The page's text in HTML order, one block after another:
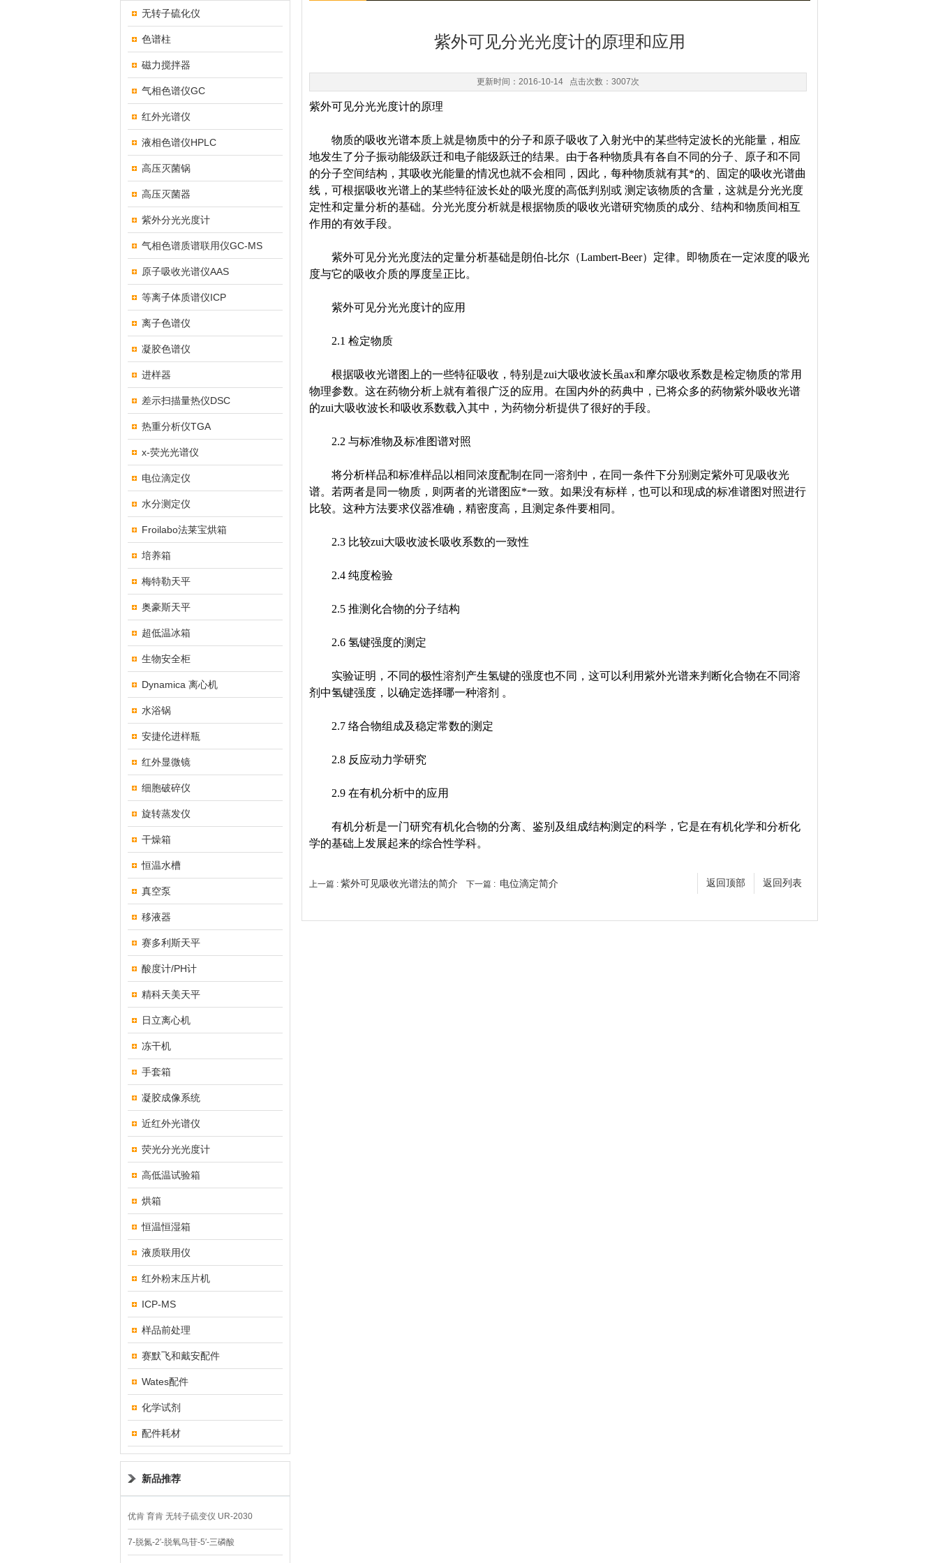
无转子硫化仪
色谱柱
磁力搅拌器
气相色谱仪GC
红外光谱仪
液相色谱仪HPLC
高压灭菌锅
高压灭菌器
紫外分光光度计
气相色谱质谱联用仪GC-MS
原子吸收光谱仪AAS
等离子体质谱仪ICP
离子色谱仪
凝胶色谱仪
进样器
差示扫描量热仪DSC
热重分析仪TGA
x-荧光光谱仪
电位滴定仪
水分测定仪
Froilabo法莱宝烘箱
培养箱
梅特勒天平
奥豪斯天平
超低温冰箱
生物安全柜
Dynamica 离心机
水浴锅
安捷伦进样瓶
红外显微镜
细胞破碎仪
旋转蒸发仪
干燥箱
恒温水槽
真空泵
移液器
赛多利斯天平
酸度计/PH计
精科天美天平
日立离心机
冻干机
手套箱
凝胶成像系统
近红外光谱仪
荧光分光光度计
高低温试验箱
烘箱
恒温恒湿箱
液质联用仪
红外粉末压片机
ICP-MS
样品前处理
赛默飞和戴安配件
Wates配件
化学试剂
配件耗材
新品推荐
优肯 育肯 无转子硫变仪 UR-2030
7-脱氮-2′-脱氧鸟苷-5′-三磷酸
紫外可见分光光度计的原理和应用
更新时间：2016-10-14 点击次数：3007次
紫外可见分光光度计的原理
物质的吸收光谱本质上就是物质中的分子和原子吸收了入射光中的某些特定波长的光能量，相应
地发生了分子振动能级跃迁和电子能级跃迁的结果。由于各种物质具有各自不同的分子、原子和不同
的分子空间结构，其吸收光能量的情况也就不会相同，因此，每种物质就有其*的、固定的吸收光谱曲
线，可根据吸收光谱上的某些特征波长处的吸光度的高低判别或 测定该物质的含量，这就是分光光度
定性和定量分析的基础。分光光度分析就是根据物质的吸收光谱研究物质的成分、结构和物质间相互
作用的有效手段。
紫外可见分光光度法的定量分析基础是朗伯-比尔（Lambert-Beer）定律。即物质在一定浓度的吸光
度与它的吸收介质的厚度呈正比。
紫外可见分光光度计的应用
2.1 检定物质
根据吸收光谱图上的一些特征吸收，特别是zui大吸收波长虽ax和摩尔吸收系数是检定物质的常用
物理参数。这在药物分析上就有着很广泛的应用。在国内外的药典中，已将众多的药物紫外吸收光谱
的zui大吸收波长和吸收系数载入其中，为药物分析提供了很好的手段。
2.2 与标准物及标准图谱对照
将分析样品和标准样品以相同浓度配制在同一溶剂中，在同一条件下分别测定紫外可见吸收光
谱。若两者是同一物质，则两者的光谱图应*一致。如果没有标样，也可以和现成的标准谱图对照进行
比较。这种方法要求仪器准确，精密度高，且测定条件要相同。
2.3 比较zui大吸收波长吸收系数的一致性
2.4 纯度检验
2.5 推测化合物的分子结构
2.6 氢键强度的测定
实验证明，不同的极性溶剂产生氢键的强度也不同，这可以利用紫外光谱来判断化合物在不同溶
剂中氢键强度，以确定选择哪一种溶剂 。
2.7 络合物组成及稳定常数的测定
2.8 反应动力学研究
2.9 在有机分析中的应用
有机分析是一门研究有机化合物的分离、鉴别及组成结构测定的科学，它是在有机化学和分析化
学的基础上发展起来的综合性学科。
返回列表
返回顶部
上一篇 : 紫外可见吸收光谱法的简介 下一篇 : 电位滴定简介